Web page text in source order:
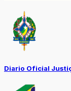
Diario Oficial